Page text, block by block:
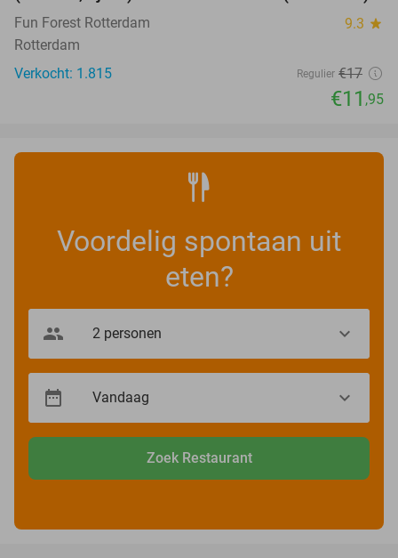
Fun Forest Rotterdam 9.3 star
Rotterdam
Verkocht: 1.815
Regulier €17
€11 ,95
Voordelig spontaan uit
eten?
Zoek Restaurant